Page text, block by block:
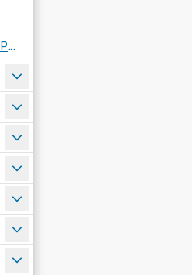
SPRAWOZDANIA Z REALIZACJI PROGRAMÓW WSPÓŁPRACY